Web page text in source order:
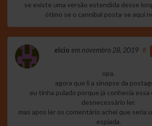
se existe uma versão estendida desse
ótimo se o cannibal posta-se aqui
elcio em novembro 28, 2019 #
opa.
agora que li a sinopse da
eu tinha pulado porque já conhecia essa
desnecessário ler.
mas apos ler os comentário achei que seria
espiada.